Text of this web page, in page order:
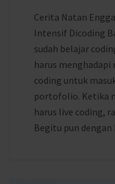
Cerita Natan
Intensif Dicoding
sudah belajar
harus
coding untuk
portofolio. Ketika
harus live coding,
Begitu pun dengan